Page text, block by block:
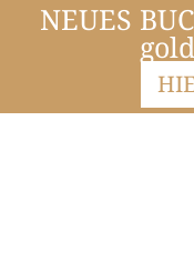
NEUES